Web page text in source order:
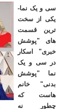
سی و یک نما-
یکی از سخت
ترین قسمت
های "پوشش
خبری" اسکار
در سی و یک
نما "پوشش
بدنی" خانم
هاست که
چطور نه